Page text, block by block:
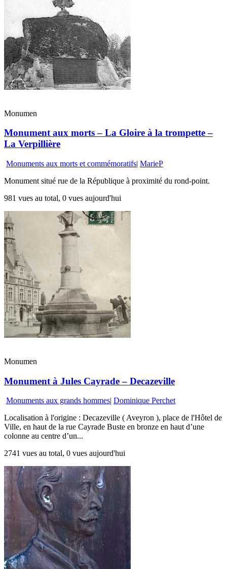
Monumen
Monument aux morts – La Gloire à la trompette –
La Verpillière
Monuments aux morts et commémoratifs| MarieP
Monument situé rue de la République à proximité du rond-point.
981 vues au total, 0 vues aujourd'hui
Monumen
Monument à Jules Cayrade – Decazeville
Monuments aux grands hommes| Dominique Perchet
Localisation à l'origine : Decazeville ( Aveyron ), place de l'Hôtel de
Ville, en haut de la rue Cayrade Buste en bronze en haut d’une
colonne au centre d’un...
2741 vues au total, 0 vues aujourd'hui